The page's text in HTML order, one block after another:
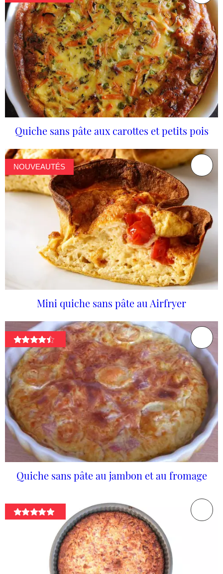
Quiche sans pâte aux carottes et petits pois
NOUVEAUTÉS
Mini quiche sans pâte au Airfryer
Quiche sans pâte au jambon et au fromage